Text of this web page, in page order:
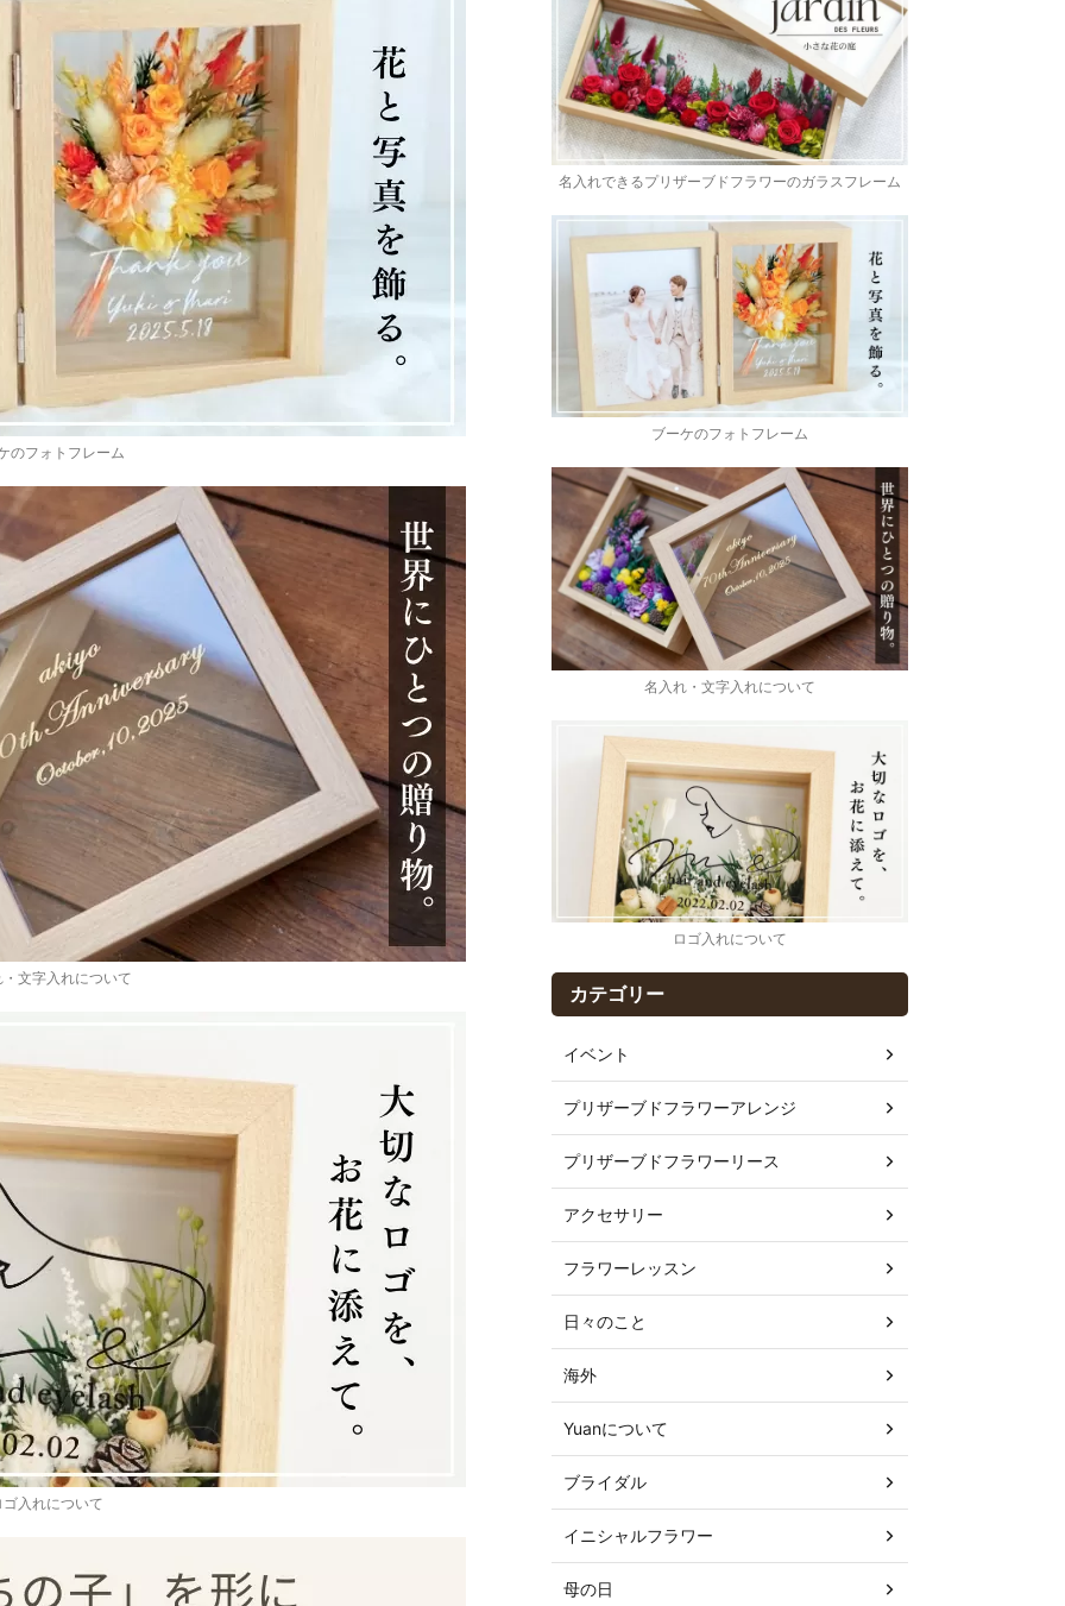
のフォトフレーム
文字入れについて
ゴ入れについて
名入れできるプリザーブドフラワーのガラスフレーム
ブーケのフォトフレーム
名入れ・文字入れについて
ロゴ入れについて
カテゴリー
イベント
プリザーブドフラワーアレンジ
プリザーブドフラワーリース
アクセサリー
フラワーレッスン
日々のこと
海外
Yuanについて
ブライダル
イニシャルフラワー
母の日